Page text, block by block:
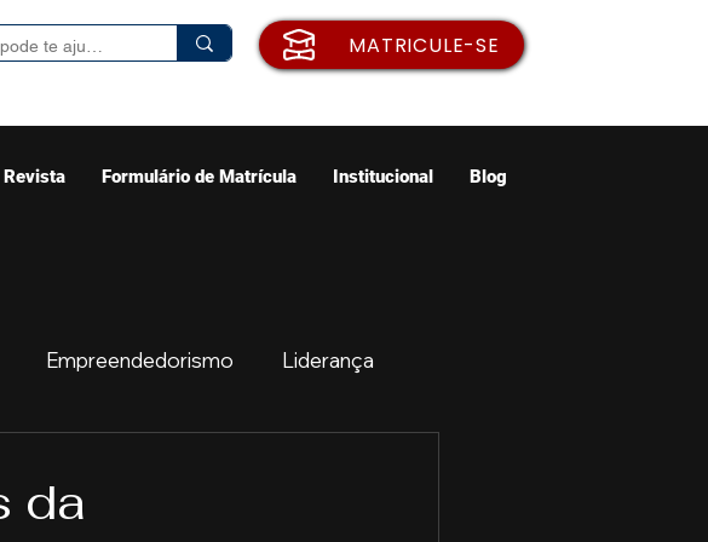
MATRICULE-SE
Revista Formulário de Matrícula Institucional Blog
Empreendedorismo Liderança
da